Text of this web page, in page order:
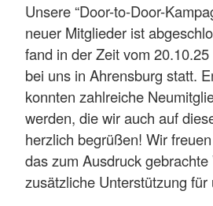
Unsere “Door-to-Door-
neuer Mitglieder ist
fand in der Zeit vom
bei uns in Ahrensburg statt.
konnten zahlreiche
werden, die wir auch auf
herzlich begrüßen! Wir
das zum Ausdruck
zusätzliche Unterstützung für